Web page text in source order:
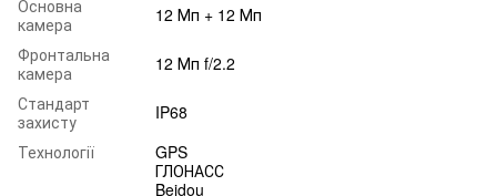
Основна
камера
12 Мп + 12 Мп
Фронтальна
камера
12 Мп f/2.2
Стандарт
захисту
IP68
Технології
GPS
ГЛОНАСС
Beidou